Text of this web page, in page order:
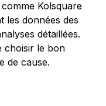
Kolsquare
les données des
détaillées.
choisir le bon
de cause.